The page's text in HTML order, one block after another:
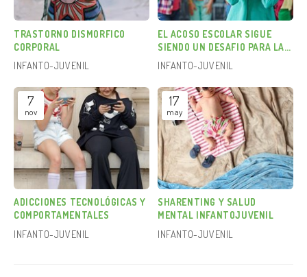
TRASTORNO DISMORFICO
CORPORAL
INFANTO-JUVENIL
EL ACOSO ESCOLAR SIGUE
SIENDO UN DESAFIO PARA LA
SALUD MENTAL
INFANTO-JUVENIL
7
nov
ADICCIONES TECNOLÓGICAS Y
COMPORTAMENTALES
INFANTO-JUVENIL
17
may
SHARENTING Y SALUD
MENTAL INFANTOJUVENIL
INFANTO-JUVENIL